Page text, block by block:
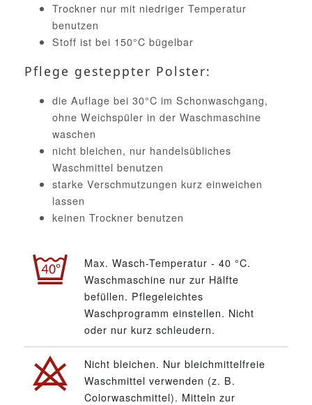
Trockner nur mit niedriger Temperatur
benutzen
Stoff ist bei 150°C bügelbar
Pflege gesteppter Polster:
die Auflage bei 30°C im Schonwaschgang,
ohne Weichspüler in der Waschmaschine
waschen
nicht bleichen, nur handelsübliches
Waschmittel benutzen
starke Verschmutzungen kurz einweichen
lassen
keinen Trockner benutzen
Max. Wasch-Temperatur - 40 °C.
Waschmaschine nur zur Hälfte
befüllen. Pflegeleichtes
Waschprogramm einstellen. Nicht
oder nur kurz schleudern.
Nicht bleichen. Nur bleichmittelfreie
Waschmittel verwenden (z. B.
Colorwaschmittel). Mitteln zur